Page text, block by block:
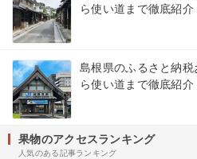
ら使い道まで徹底紹介
島根県のふるさと納
ら使い道まで徹底紹介
果物のアクセスランキング
人気のある記事ランキング